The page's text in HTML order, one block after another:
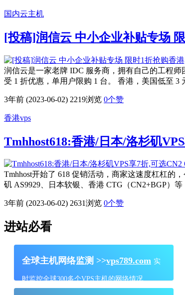
国内云主机
[投稿]润信云 中小企业补贴专场
润信云是一家老牌 IDC 服务商，拥有自己的工程
受 1 折优惠，单用户限购 1 台。 香港，美国低至 3
3年前 (2023-06-02) 2219浏览 0个赞
香港vps
Tmhhost618:香港/日本/洛杉矶
Tmhhost开始了 618 促销活动，商家这速度杠杠的
矶 AS9929、日本软银、香港 CTG（CN2+BGP
3年前 (2023-06-02) 2631浏览 0个赞
进站必看
全球主机网络监测 >>vps789.com 实
时监控全球300多个VPS主机的网络情况